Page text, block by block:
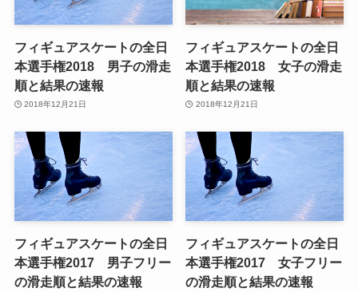
フィギュアスケートの全日
本選手権2018 男子の滑走
順と結果の速報
2018年12月21日
フィギュアスケートの全日
本選手権2018 女子の滑走
順と結果の速報
2018年12月21日
フィギュアスケートの全日
本選手権2017 男子フリー
の滑走順と結果の速報
フィギュアスケートの全日
本選手権2017 女子フリー
の滑走順と結果の速報